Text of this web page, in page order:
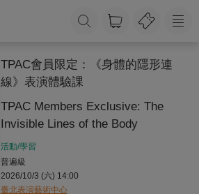
TPAC會員限定：《身體的隱形連
線》表演體驗課
TPAC Members Exclusive: The
Invisible Lines of the Body
活動/學習
普遍級
2026/10/3 (六) 14:00
臺北表演藝術中心